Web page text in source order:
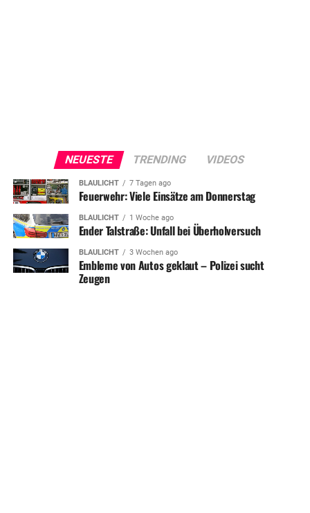
NEUESTE TRENDING VIDEOS
BLAULICHT 7 Tagen ago
Feuerwehr: Viele Einsätze am Donnerstag
BLAULICHT 1 Woche ago
Ender Talstraße: Unfall bei Überholversuch
BLAULICHT 3 Wochen ago
Embleme von Autos geklaut – Polizei sucht
Zeugen